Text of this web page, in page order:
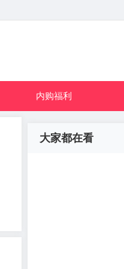
内购福利
大家都在看